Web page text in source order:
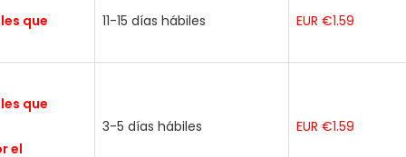
que 11-15 días hábiles EUR €1.59
que
el
3-5 días hábiles EUR €1.59